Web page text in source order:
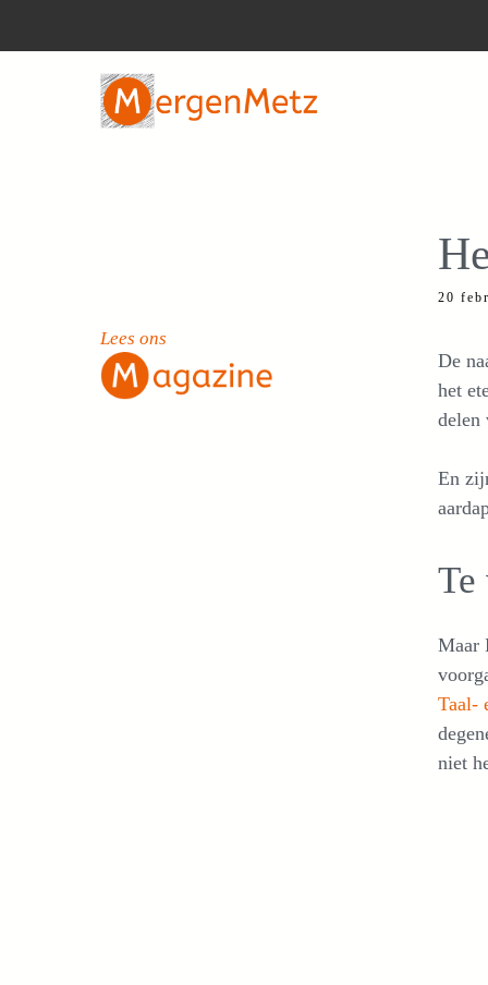
20
De
het
delen
En
Te
Maar
Taal-
niet
Lees ons